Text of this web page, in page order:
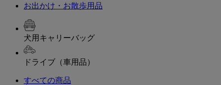
お出かけ・お散歩用品
犬用キャリーバッグ
ドライブ（車用品）
すべての商品